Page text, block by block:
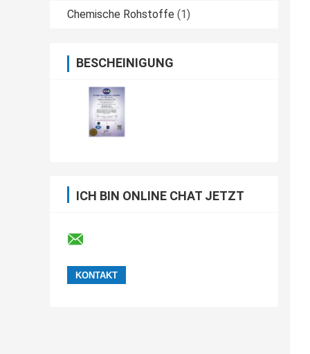
Chemische Rohstoffe (1)
BESCHEINIGUNG
ICH BIN ONLINE CHAT JETZT